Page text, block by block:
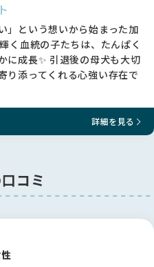
」という想いから始まった加
く血統の子たちは、たんぱく
に成長✨ 引退後の母犬も大切
り添ってくれる心強い存在で
詳細を見る
コミ